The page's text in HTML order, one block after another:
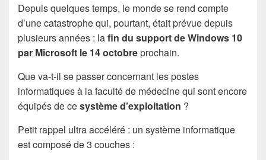
Depuis quelques temps, le monde se rend compte
d’une catastrophe qui, pourtant, était prévue depuis
plusieurs années : lafin du support de Windows 10
par Microsoft le 14 octobreprochain.
Que va-t-il se passer concernant les postes
informatiques à la faculté de médecine qui sont encore
équipés de cesystème d’exploitation ?
Petit rappel ultra accéléré : un système informatique
est composé de 3 couches :